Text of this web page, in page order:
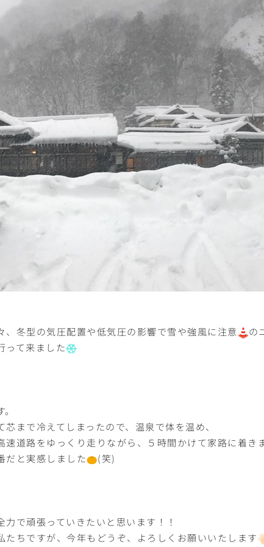
、冬型の気圧配置や低気圧の影響で雪や強風に注意
の
って来ました
まで冷えてしまったので、温泉で体を温め、
速道路をゆっくり走りながら、５時間かけて家路に着き
だと実感しました
(笑)
力で頑張っていきたいと思います！！
たちですが、今年もどうぞ、よろしくお願いいたします